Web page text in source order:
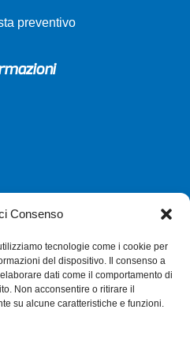
Consenso
tecnologie come i cookie per
del dispositivo. Il consenso a
dati come il comportamento di
Non acconsentire o ritirare il
su alcune caratteristiche e funzioni.
preventivo